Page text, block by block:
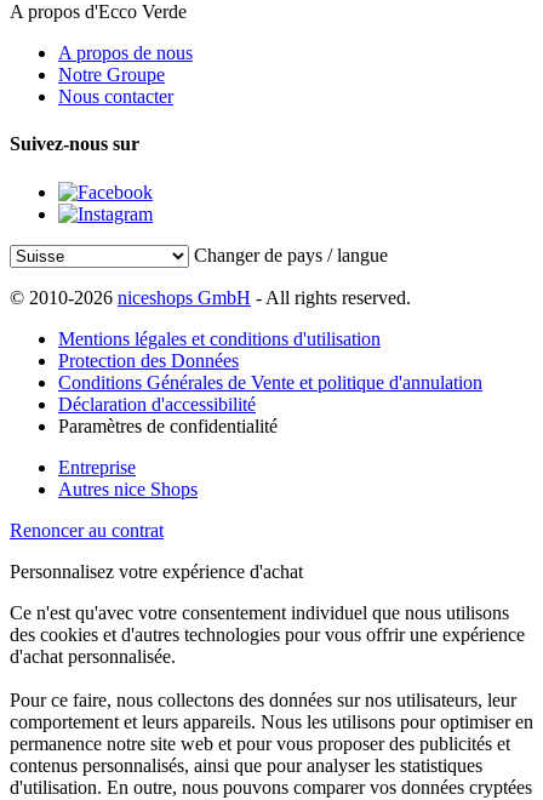
A propos d'Ecco Verde
A propos de nous
Notre Groupe
Nous contacter
Suivez-nous sur
Changer de pays / langue
© 2010-2026 niceshops GmbH - All rights reserved.
Mentions légales et conditions d'utilisation
Protection des Données
Conditions Générales de Vente et politique d'annulation
Déclaration d'accessibilité
Paramètres de confidentialité
Entreprise
Autres nice Shops
Renoncer au contrat
Personnalisez votre expérience d'achat
Ce n'est qu'avec votre consentement individuel que nous utilisons
des cookies et d'autres technologies pour vous offrir une expérience
d'achat personnalisée.
Pour ce faire, nous collectons des données sur nos utilisateurs, leur
comportement et leurs appareils. Nous les utilisons pour optimiser en
permanence notre site web et pour vous proposer des publicités et
contenus personnalisés, ainsi que pour analyser les statistiques
d'utilisation. En outre, nous pouvons comparer vos données cryptées